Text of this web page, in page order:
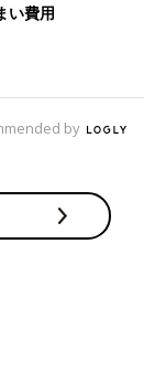
駄にする
、くぅちゃんに
アドバイスして
してきた経験が
ないために、
せて考えるこ
い費用
by